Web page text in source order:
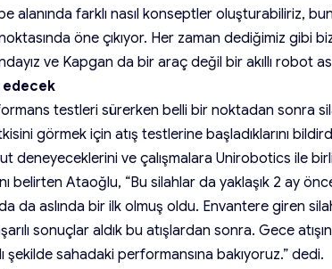
alanında farklı nasıl konseptler oluşturabiliriz,
noktasında öne çıkıyor. Her zaman dediğimiz gibi
ve Kapgan da bir araç değil bir akıllı robot
edecek
testleri sürerken belli bir noktadan sonra
görmek için atış testlerine başladıklarını
deneyeceklerini ve çalışmalara Unirobotics ile
belirten Ataoğlu, “Bu silahlar da yaklaşık 2 ay
da aslında bir ilk olmuş oldu. Envantere giren
sonuçlar aldık bu atışlardan sonra. Gece
şekilde sahadaki performansına bakıyoruz.” dedi.